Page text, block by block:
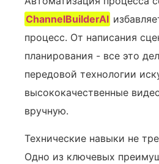
ChannelBuilderAI
процесс. От написания
планирования - все это
передовой технологии
высококачественные
вручную.
Технические навыки не
Одно из ключевых